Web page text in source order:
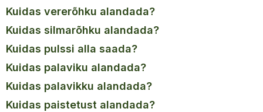
kuidas vererõhku alandada?
kuidas silmarõhku alandada?
kuidas pulssi alla saada?
kuidas palaviku alandada?
kuidas palavikku alandada?
kuidas paistetust alandada?